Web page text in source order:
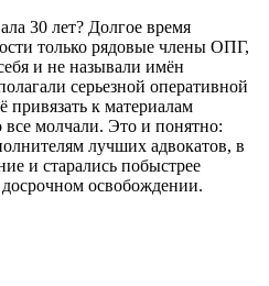
30 лет? Долгое время
только рядовые члены ОПГ,
и не называли имён
серьезной оперативной
к материалам
все молчали. Это и понятно:
лучших адвокатов, в
и старались побыстрее
освобождении.